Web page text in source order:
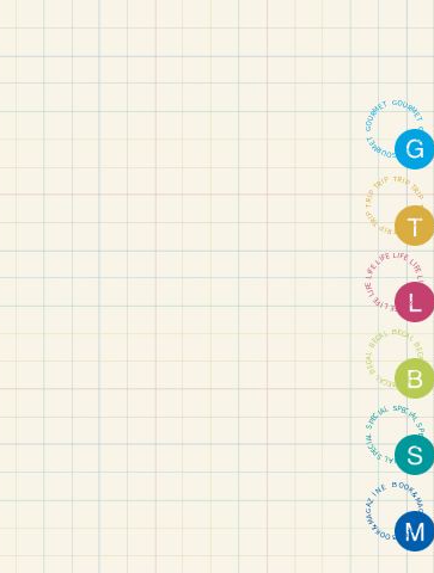
GOURME
T
G
O
U
R
M
E
T
G
O
U
R
M
E
T
G
O
U
RMET
TRIPT
RI
P
T
R
P
T
R
T
R
I
P
T
R
I
P
T
R
I
P
T
RIP
LIFEL
IF
E
L
F
L
I
FE
F
E
L
I
F
E
L
I
F
E
L
IF
E
LIFE
BECA
L
BE
C
A
L
B
E
C
A
B
E
C
A
L
B
E
C
A
L
BE
CAL
SPECI
A
L
SP
E
C
A
L
S
P
CI
A
L
S
P
E
C
I
A
L
SP
E
CIAL
BOOK
&M
A
G
A
Z
I
N
E
B
O
O
K
&
M
A
G
A
Z
I
NE